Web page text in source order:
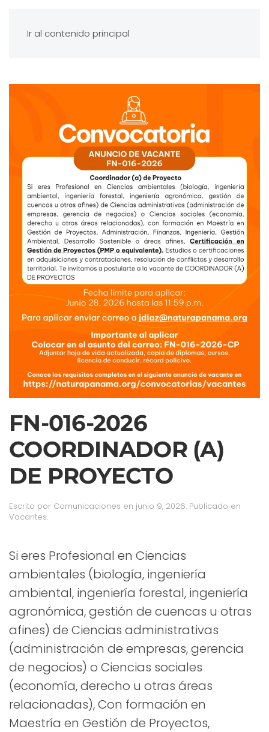
Ir al contenido principal
FN-016-2026
COORDINADOR (A)
DE PROYECTO
Escrito por Comunicaciones en junio 9, 2026. Publicado en
Vacantes.
Si eres Profesional en Ciencias
ambientales (biología, ingeniería
ambiental, ingeniería forestal, ingeniería
agronómica, gestión de cuencas u otras
afines) de Ciencias administrativas
(administración de empresas, gerencia
de negocios) o Ciencias sociales
(economía, derecho u otras áreas
relacionadas), Con formación en
Maestría en Gestión de Proyectos,